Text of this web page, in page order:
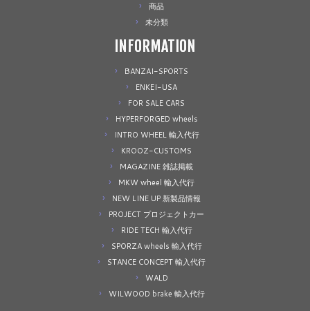
商品
未分類
INFORMATION
BANZAI-SPORTS
ENKEI-USA
FOR SALE CARS
HYPERFORGED wheels
INTRO WHEEL 輸入代行
KROOZ-CUSTOMS
MAGAZINE 雑誌掲載
MKW wheel 輸入代行
NEW LINE UP 新製品情報
PROJECT プロジェクトカー
RIDE TECH 輸入代行
SPORZA wheels 輸入代行
STANCE CONCEPT 輸入代行
WALD
WILWOOD brake 輸入代行